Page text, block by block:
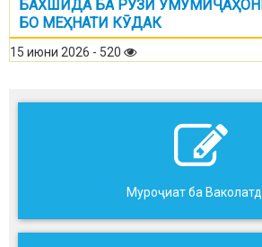
БАХШИДА БА РӮЗИ
БО МЕҲНАТИ КӮДАК
15 июни 2026 - 520
Муроҷиат ба